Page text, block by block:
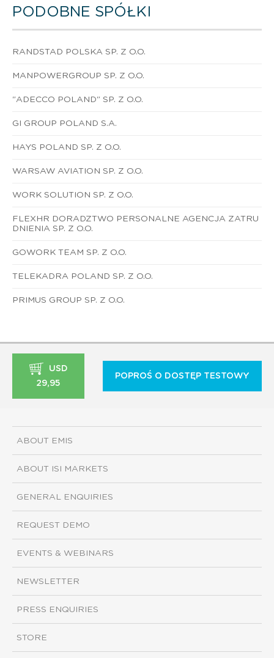
PODOBNE SPÓŁKI
RANDSTAD POLSKA SP. Z O.O.
MANPOWERGROUP SP. Z O.O.
"ADECCO POLAND" SP. Z O.O.
GI GROUP POLAND S.A.
HAYS POLAND SP. Z O.O.
WARSAW AVIATION SP. Z O.O.
WORK SOLUTION SP. Z O.O.
FLEXHR DORADZTWO PERSONALNE AGENCJA ZATRU
DNIENIA SP. Z O.O.
GOWORK TEAM SP. Z O.O.
TELEKADRA POLAND SP. Z O.O.
PRIMUS GROUP SP. Z O.O.
USD
29,95
POPROŚ O DOSTĘP TESTOWY
ABOUT EMIS
ABOUT ISI MARKETS
GENERAL ENQUIRIES
REQUEST DEMO
EVENTS & WEBINARS
NEWSLETTER
PRESS ENQUIRIES
STORE